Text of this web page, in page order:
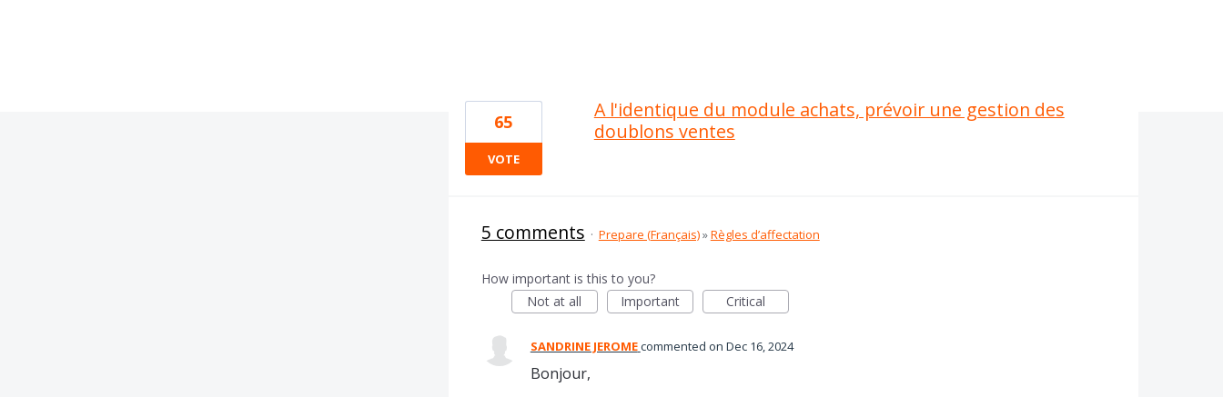
A l'identique du module achats, prévoir une gestion des
doublons ventes
65
VOTE
5 comments · Prepare (Français)»Règles d’affectation
How important is this to you?
Not at all
Important Critical
SANDRINE JEROMEcommented Dec 16, 2024
Bonjour,